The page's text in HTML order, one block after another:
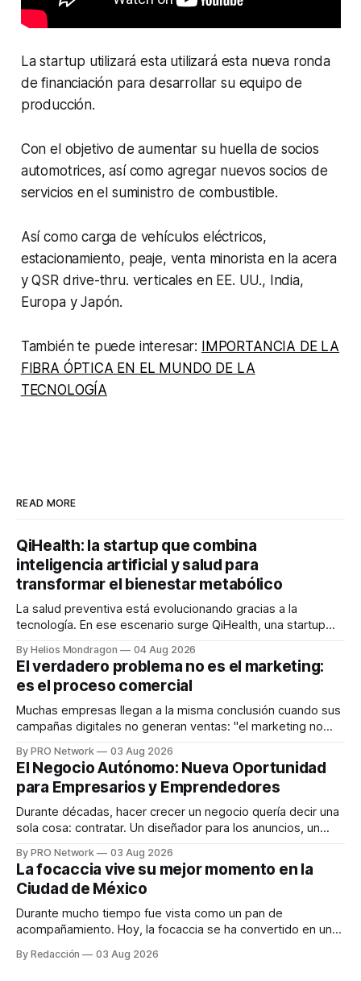
La startup utilizará esta utilizará esta nueva ronda
de financiación para desarrollar su equipo de
producción.
Con el objetivo de aumentar su huella de socios
automotrices, así como agregar nuevos socios de
servicios en el suministro de combustible.
Así como carga de vehículos eléctricos,
estacionamiento, peaje, venta minorista en la acera
y QSR drive-thru. verticales en EE. UU., India,
Europa y Japón.
También te puede interesar:
IMPORTANCIA DE LA
FIBRA ÓPTICA EN EL MUNDO DE LA
TECNOLOGÍA
READ MORE
QiHealth: la startup que combina
inteligencia artificial y salud para
transformar el bienestar metabólico
La salud preventiva está evolucionando gracias a la
tecnología. En ese escenario surge QiHealth, una startup
dispositivos inteligentes, inteligencia artificial y monitoreo
en tiempo real para ayudar a las personas a tomar mejores
decisiones sobre su salud metabólica. Su propuesta busca
responder
By Helios Mondragon 04 Aug 2026
El verdadero problema no es el marketing:
es el proceso comercial
Muchas empresas llegan a la misma conclusión cuando sus
campañas digitales no generan ventas: "el marketing no
INTERIUS, el problema suele estar en otro lugar. Durante
una entrevista para el podcast SER PRO, el especialista en
marketing digital explicó que
By PRO Network 03 Aug 2026
El Negocio Autónomo: Nueva Oportunidad
para Empresarios y Emprendedores
Durante décadas, hacer crecer un negocio quería decir una
sola cosa: contratar. Un diseñador para los anuncios, un
para los textos, alguien que supiera de publicidad digital
para encontrar prospectos, un vendedor para atender
llamadas y mensajes, y —con suerte— una persona
By PRO Network 03 Aug 2026
La focaccia vive su mejor momento en la
Ciudad de México
Durante mucho tiempo fue vista como un pan de
acompañamiento. Hoy, la focaccia se ha convertido en uno
artesanal, ingredientes de calidad y experiencias que
By Redacción 03 Aug 2026